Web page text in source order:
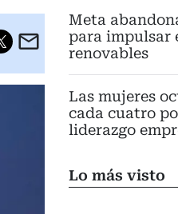
Meta
para impulsar
renovables
Las mujeres
cada cuatro
liderazgo
Lo más visto
Email